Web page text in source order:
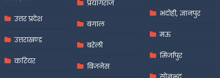
उत्तर प्रदेश
उत्तराखण्ड
करियर
प्रयागराज
बंगाल
बरेली
बिजनेस
भदोही, ज्ञानपुर
मऊ
मिर्जापुर